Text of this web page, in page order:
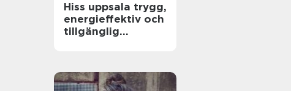
Hiss uppsala trygg,
energieffektiv och
tillgänglig